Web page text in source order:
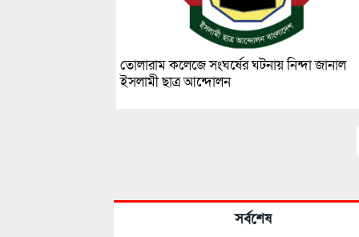
তোলারাম কলেজে সংঘর্ষের ঘটনায় নিন্দা জানাল
ইসলামী ছাত্র আন্দোলন
সর্বশেষ